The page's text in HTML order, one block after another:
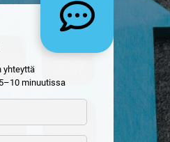
yhteyttä
minuutissa